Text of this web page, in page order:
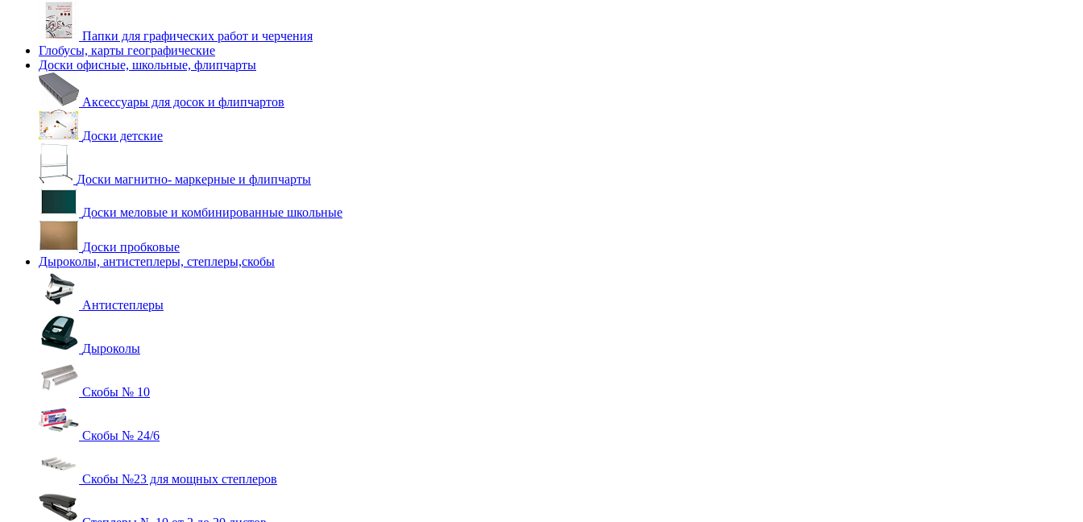
Папки для графических работ и черчения
Глобусы, карты географические
Доски офисные, школьные, флипчарты
Аксессуары для досок и флипчартов
Доски детские
Доски магнитно- маркерные и флипчарты
Доски меловые и комбинированные школьные
Доски пробковые
Дыроколы, антистеплеры, степлеры,скобы
Антистеплеры
Дыроколы
Скобы № 10
Скобы № 24/6
Скобы №23 для мощных степлеров